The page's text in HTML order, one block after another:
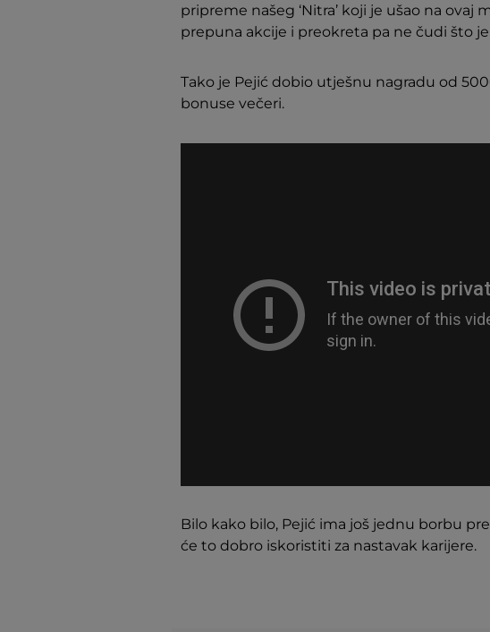
pripreme našeg ‘Nitra’ koji je ušao na ovaj
prepuna akcije i preokreta pa ne čudi što
Tako je Pejić dobio utješnu nagradu od
bonuse večeri.
Bilo kako bilo, Pejić ima još jednu borbu
će to dobro iskoristiti za nastavak karijere.